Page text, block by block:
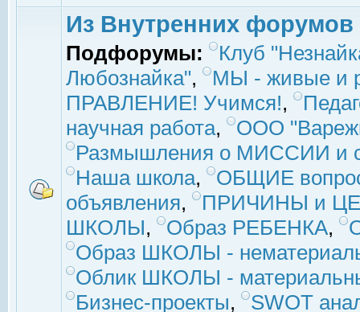
Из Внутренних форумов
Подфорумы:
Клуб
Любознайка",
МЫ - живые и
ПРАВЛЕНИЕ! Учимся!,
научная работа,
ООО
Размышления о МИССИИ и
Наша школа,
ОБЩИЕ
объявления,
ПРИЧИНЫ и
ШКОЛЫ, Образ РЕБЕНКА,
Образ ШКОЛЫ -
Облик ШКОЛЫ -
Бизнес-проекты,
SWOT